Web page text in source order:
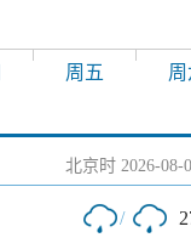
周五
北京时 2026-08-
/